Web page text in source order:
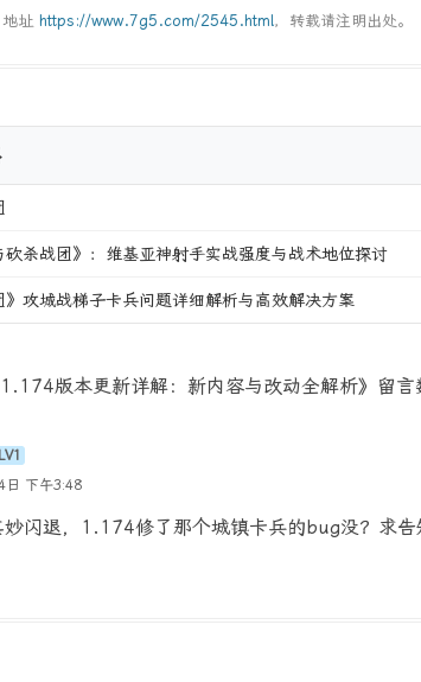
址 https://www.7g5.com/2545.html，转载请注明出处。
砍杀战团》：维基亚神射手实战强度与战术地位探讨
》攻城战梯子卡兵问题详细解析与高效解决方案
1.174版本更新详解：新内容与改动全解析》留言
LV1
日 下午3:48
妙闪退，1.174修了那个城镇卡兵的bug没？求